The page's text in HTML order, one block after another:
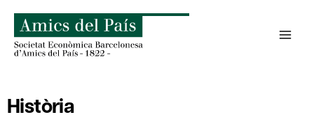
content
Història